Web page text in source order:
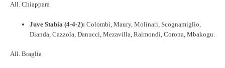
All. Chiappara
Juve Stabia (4-4-2): Colombi, Maury, Molinari, Scognamiglio,
Dianda, Cazzola, Danucci, Mezavilla, Raimondi, Corona, Mbakogu.
All. Braglia